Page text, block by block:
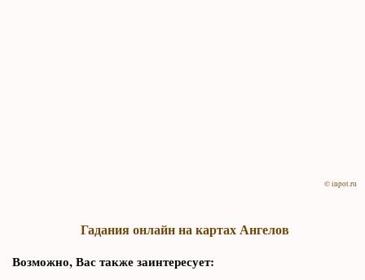
© inpot.ru
Гадания онлайн на картах Ангелов
Возможно, Вас также заинтересует: